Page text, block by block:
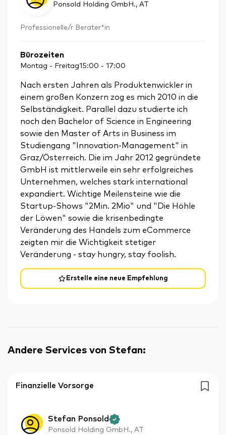
Ponsold Holding GmbH., AT
Professionelle/r Berater*in
Bürozeiten
Montag - Freitag15:00 - 17:00
Erstelle eine neue Empfehlung
Nach ersten Jahren als Produktenwickler in
einem großen Konzern zog es mich 2010 in die
Selbständigkeit. Parallel dazu studierte ich
noch den Bachelor of Science in Engineering
sowie den Master of Arts in Business im
Studiengang "Innovation-Management" in
Graz/Österreich. Die im Jahr 2012 gegründete
GmbH ist mittlerweile ein sehr erfolgreiches
Unternehmen, welches stark international
expandiert. Wichtige Meilensteine wie die
Startup-Shows "2Min. 2Mio" und "Die Höhle
der Löwen" sowie die krisenbedingte
Veränderung des Handels zum eCommerce
zeigten mir die Wichtigkeit stetiger
Veränderung - stay hungry, stay foolish.
Andere Services von Stefan:
Finanzielle Vorsorge
Stefan Ponsold
Ponsold Holding GmbH., AT